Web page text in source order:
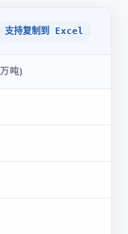
支持复制到 Excel
吨)